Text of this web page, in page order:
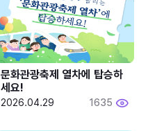
문화관광축제 열차에 탑승하
세요!
2026.04.29 1635